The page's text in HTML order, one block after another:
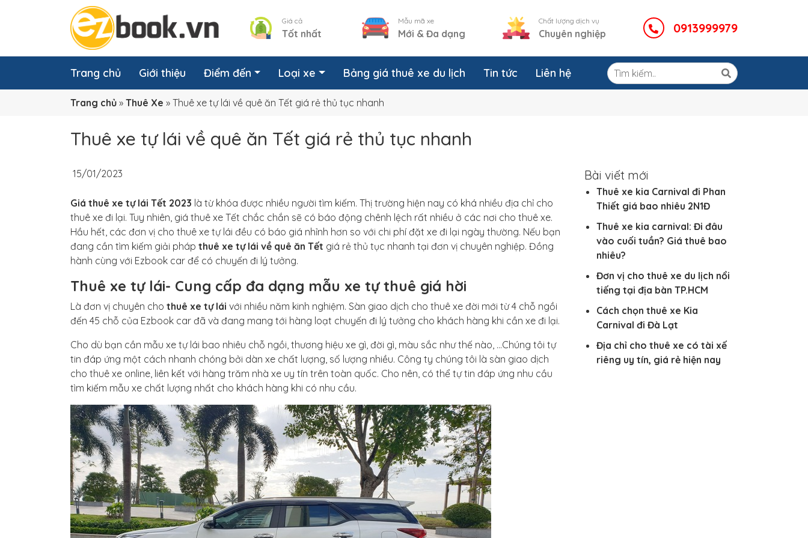
Giá cả
Tốt nhất
Mẫu mã xe
Mới & Đa dạng
Chất lượng dịch vụ
Chuyên nghiệp 0913999979
Trang chủ Giới thiệu Điểm đến Loại xe Bảng giá thuê xe du lịch Tin tức Liên hệ
Trang chủ » Thuê Xe » Thuê xe tự lái về quê ăn Tết giá rẻ thủ tục nhanh
Thuê xe tự lái về quê ăn Tết giá rẻ thủ tục nhanh
15/01/2023
Giá thuê xe tự lái Tết 2023 là từ khóa được nhiều người tìm kiếm. Thị trường hiện nay có khá nhiều địa chỉ cho
thuê xe đi lại. Tuy nhiên, giá thuê xe Tết chắc chắn sẽ có báo động chênh lệch rất nhiều ở các nơi cho thuê xe.
Hầu hết, các đơn vị cho thuê xe tự lái đều có báo giá nhỉnh hơn so với chi phí đặt xe đi lại ngày thường. Nếu bạn
đang cần tìm kiếm giải pháp thuê xe tự lái về quê ăn Tết giá rẻ thủ tục nhanh tại đơn vị chuyên nghiệp. Đồng
hành cùng với Ezbook car để có chuyến đi lý tưởng.
Thuê xe tự lái- Cung cấp đa dạng mẫu xe tự thuê giá hời
Là đơn vị chuyên cho thuê xe tự lái với nhiều năm kinh nghiệm. Sàn giao dịch cho thuê xe đời mới từ 4 chỗ ngồi
đến 45 chỗ của Ezbook car đã và đang mang tới hàng loạt chuyến đi lý tưởng cho khách hàng khi cần xe đi lại.
Cho dù bạn cần mẫu xe tự lái bao nhiêu chỗ ngồi, thương hiệu xe gì, đời gì, màu sắc như thế nào, …Chúng tôi tự
tin đáp ứng một cách nhanh chóng bởi dàn xe chất lượng, số lượng nhiều. Công ty chúng tôi là sàn giao dịch
cho thuê xe online, liên kết với hàng trăm nhà xe uy tín trên toàn quốc. Cho nên, có thể tự tin đáp ứng nhu cầu
tìm kiếm mẫu xe chất lượng nhất cho khách hàng khi có nhu cầu.
Bài viết mới
Thuê xe kia Carnival đi Phan
Thiết giá bao nhiêu 2N1Đ
Thuê xe kia carnival: Đi đâu
vào cuối tuần? Giá thuê bao
nhiêu?
Đơn vị cho thuê xe du lịch nổi
tiếng tại địa bàn TP.HCM
Cách chọn thuê xe Kia
Carnival đi Đà Lạt
Địa chỉ cho thuê xe có tài xế
riêng uy tín, giá rẻ hiện nay